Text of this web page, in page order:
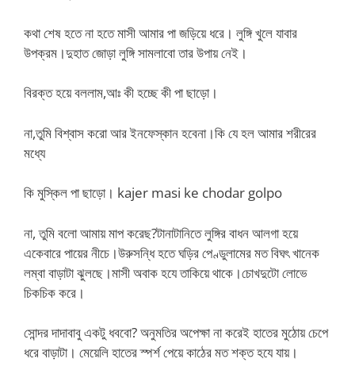
কথা শেষ হতে না হতে মাসী আমার পা জড়িয়ে ধরে। লুঙ্গি খুলে যাবার
উপক্রম।দুহাত জোড়া লুঙ্গি সামলাবো তার উপায় নেই।
বিরক্ত হয়ে বললাম,আঃ কী হচ্ছে কী পা ছাড়ো।
না,তুমি বিশ্বাস করো আর ইনফেস্কান হবেনা।কি যে হল আমার শরীরের
মধ্যে
কি মুস্কিল পা ছাড়ো। kajer masi ke chodar golpo
না, তুমি বলো আমায় মাপ করেছ?টানাটানিতে লুঙ্গির বাধন আলগা হয়ে
একেবারে পায়ের নীচে।উরুসন্ধি হতে ঘড়ির পেণ্ডুলামের মত বিঘৎ খানেক
লম্বা বাড়াটা ঝুলছে।মাসী অবাক হযে তাকিয়ে থাকে।চোখদুটো লোভে
চিকচিক করে।
সোন্দর দাদাবাবু একটু ধববো? অনুমতির অপেক্ষা না করেই হাতের মুঠোয় চেপে
ধরে বাড়াটা। মেয়েলি হাতের স্পর্শ পেয়ে কাঠের মত শক্ত হযে যায়।